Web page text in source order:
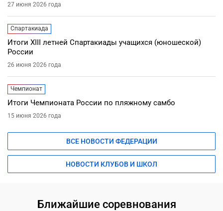
ВСЕ НОВОСТИ ФЕДЕРАЦИИ
НОВОСТИ КЛУБОВ И ШКОЛ
27 июня 2026 года
Спартакиада
Итоги XIII летней Спартакиады учащихся (юношеской)
России
26 июня 2026 года
Чемпионат
Итоги Чемпионата России по пляжному самбо
15 июня 2026 года
Ближайшие соревнования